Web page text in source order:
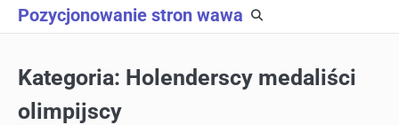
Skip
to
Pozycjonowanie stron wawa
Kategoria: Holenderscy medaliści
olimpijscy